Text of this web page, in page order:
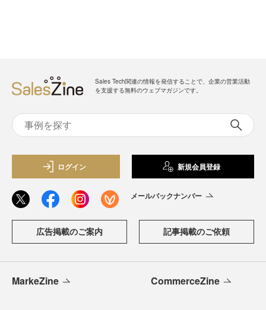
Sales Tech関連の情報を発信することで、企業の営業活動
を支援する無料のウェブマガジンです。
ログイン 新規会員登録
メールバックナンバー
広告掲載のご案内 記事掲載のご依頼
MarkeZine CommerceZine